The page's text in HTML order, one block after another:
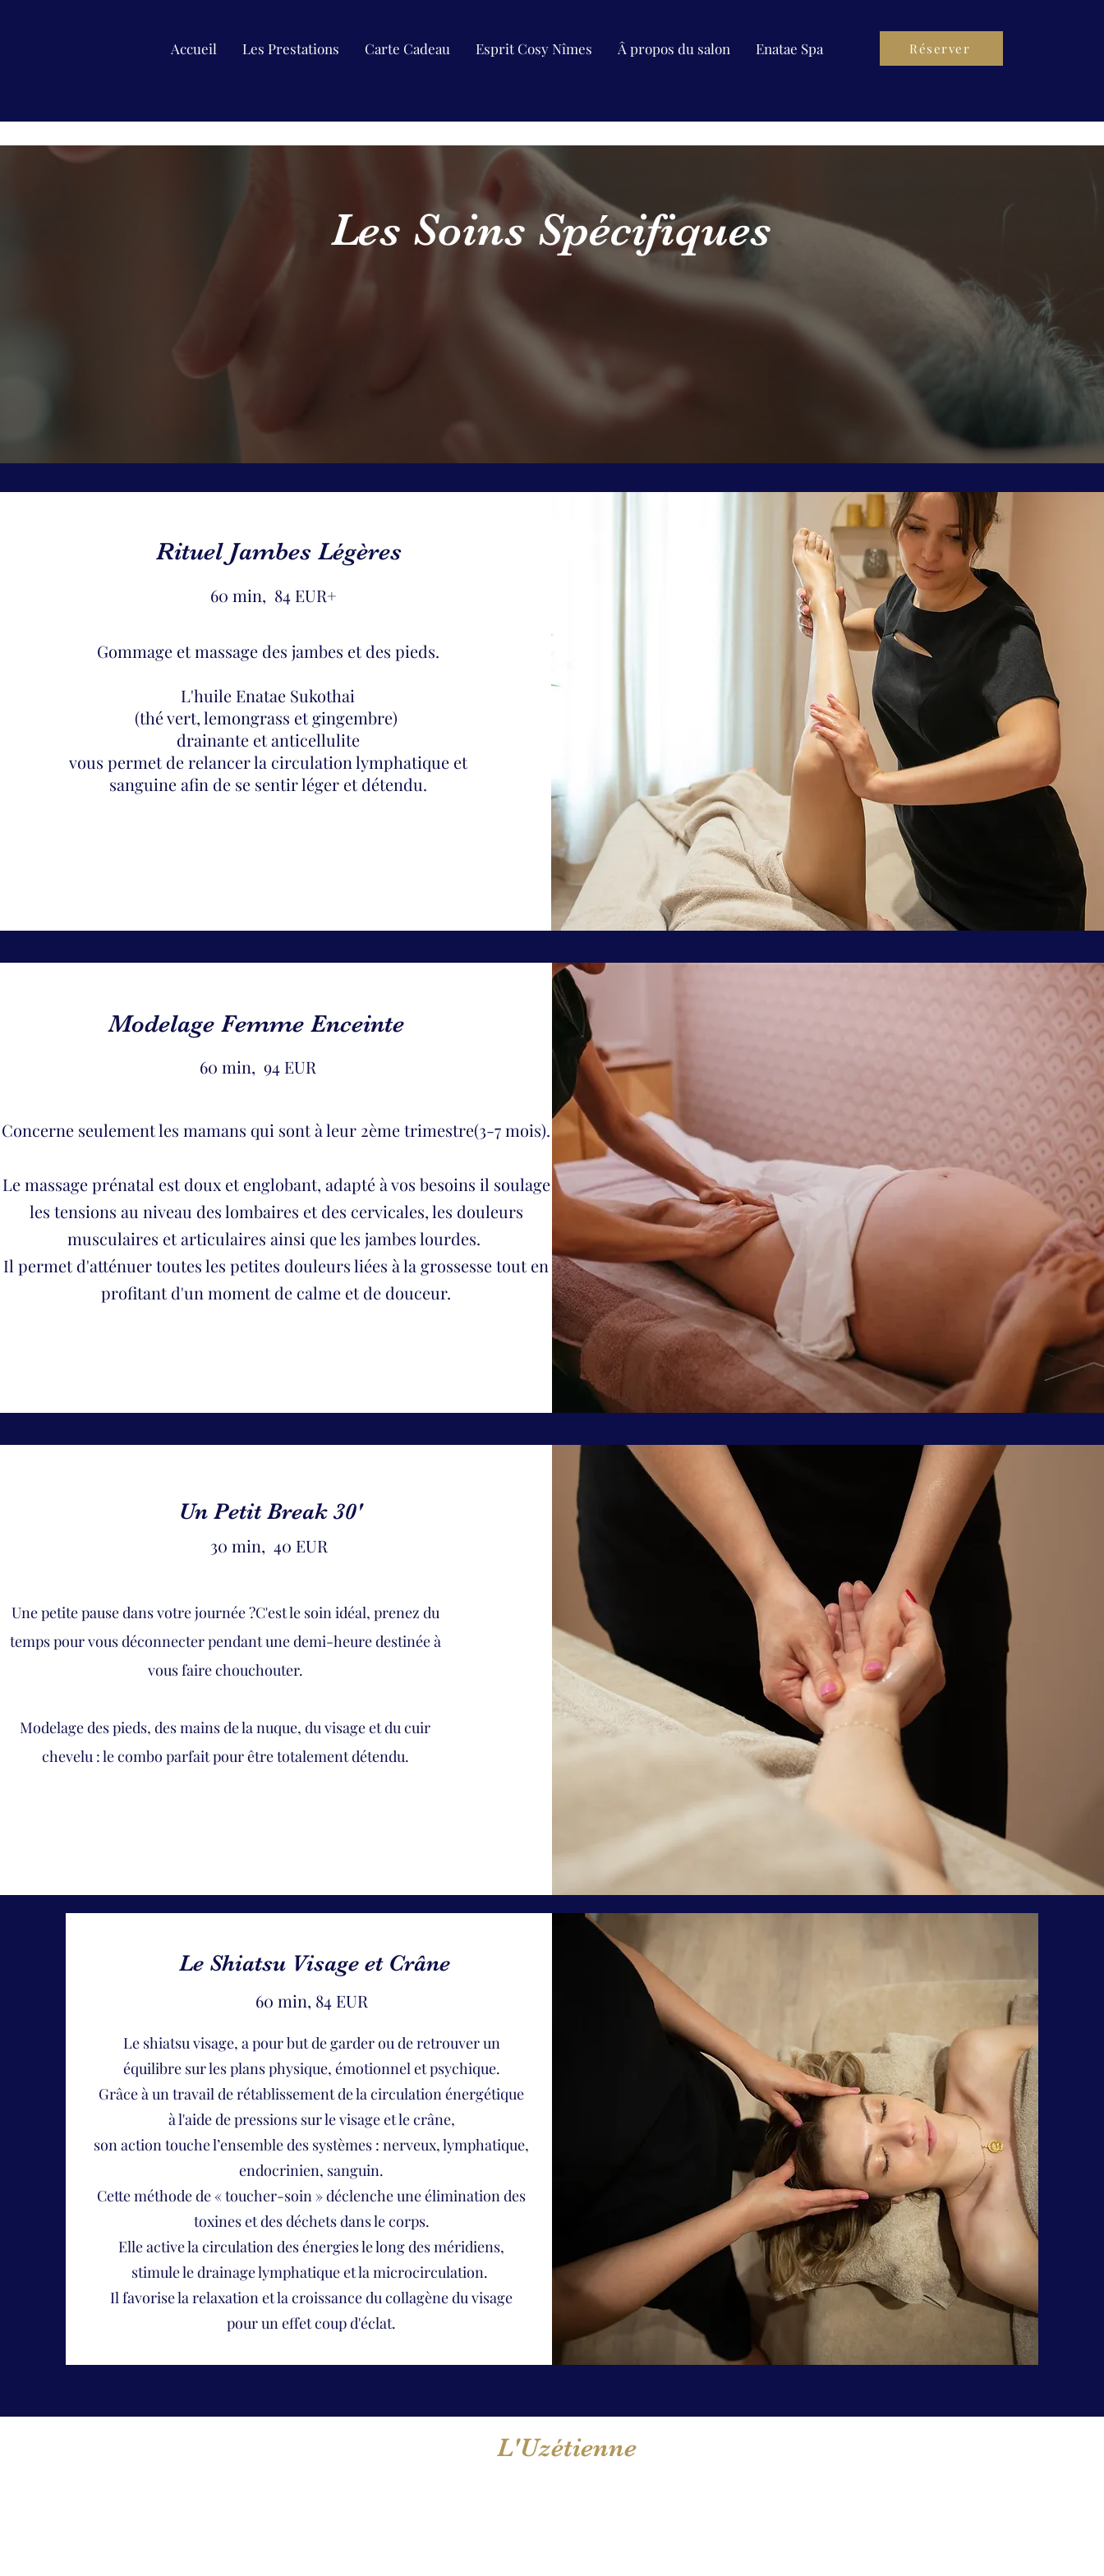
Accueil Les Prestations Carte Cadeau Esprit Cosy Nîmes Â propos du salon Enatae Spa Réserver
C'est le meilleur cadeau.
Les Soins Spécifiques
Rituel Jambes Légères
60 min, 84 EUR+
Gommage et massage des jambes et des pieds.
L'huile Enatae Sukothai
(thé vert, lemongrass et gingembre)
drainante et anticellulite
vous permet de relancer la circulation lymphatique et
sanguine afin de se sentir léger et détendu.
Modelage Femme Enceinte
60 min, 94 EUR
Concerne seulement les mamans qui sont à leur 2ème trimestre(3-7 mois).
Le massage prénatal est doux et englobant, adapté à vos besoins il soulage
les tensions au niveau des lombaires et des cervicales, les douleurs
musculaires et articulaires ainsi que les jambes lourdes.
Il permet d'atténuer toutes les petites douleurs liées à la grossesse tout en
profitant d'un moment de calme et de douceur.
Un Petit Break 30'
30 min, 40 EUR
Une petite pause dans votre journée ?C'est le soin idéal, prenez du
temps pour vous déconnecter pendant une demi-heure destinée à
vous faire chouchouter.
Modelage des pieds, des mains de la nuque, du visage et du cuir
chevelu : le combo parfait pour être totalement détendu.
Le Shiatsu Visage et Crâne
60 min, 84 EUR
Le shiatsu visage, a pour but de garder ou de retrouver un
équilibre sur les plans physique, émotionnel et psychique.
Grâce à un travail de rétablissement de la circulation énergétique
à l'aide de pressions sur le visage et le crâne,
son action touche l’ensemble des systèmes : nerveux, lymphatique,
endocrinien, sanguin.
Cette méthode de « toucher-soin » déclenche une élimination des
toxines et des déchets dans le corps.
Elle active la circulation des énergies le long des méridiens,
stimule le drainage lymphatique et la microcirculation.
Il favorise la relaxation et la croissance du collagène du visage
pour un effet coup d'éclat.
L'Uzétienne